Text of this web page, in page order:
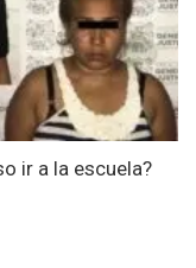
ir a la escuela?